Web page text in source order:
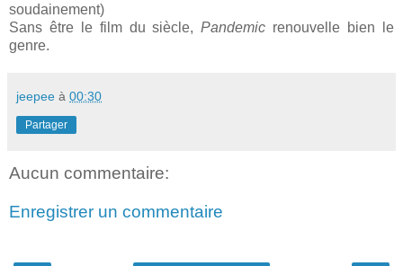
soudainement)
Sans être le film du siècle,Pandemic renouvelle bien le
genre.
jeepee à 00:30
Partager
Aucun commentaire:
Enregistrer un commentaire